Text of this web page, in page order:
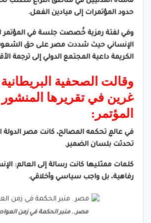
حدود المؤتمرات إلى ميادين الفعل.
وفي لفتة رمزية خُصصت جلسة في المؤتمر
الإنساني حيث شددت مصر على حق
الكريمة داعية المجتمع الدولي إلى ترجمة
وقالت الصحفية البريطانية
غرين في تقريرها
المؤتمر:
في عالمٍ تحكمه المصالح، كانت مصر الدولة
تحدثت بلسان الضمير.
كلمات ممثليها كانت رسالة إلى العالم:
رفاهية، بل واجب سياسي وأخلاقي.
مصر.. منبر الحكمة في زمن